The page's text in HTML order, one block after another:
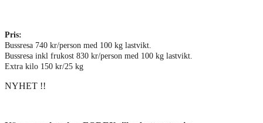
Pris:
Bussresa 740 kr/person med 100 kg lastvikt.
Bussresa inkl frukost 830 kr/person med 100 kg lastvikt.
Extra kilo 150 kr/25 kg
NYHET !!